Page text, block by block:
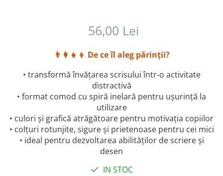
56,00 Lei
👨‍👩‍👧‍👦 De ce îl aleg părinții?
• transformă învățarea scrisului într-o activitate
distractivă
• format comod cu spiră inelară pentru ușurință la
utilizare
• culori și grafică atrăgătoare pentru motivația copiilor
• colțuri rotunjite, sigure și prietenoase pentru cei mici
• ideal pentru dezvoltarea abilităților de scriere și
desen
IN STOC